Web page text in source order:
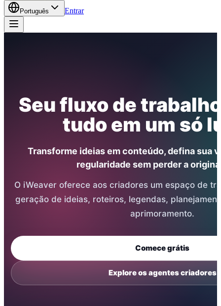
Português Entrar
Seu fluxo de
tudo em um só
Transforme ideias em conteúdo, defina sua
regularidade sem perder a
O iWeaver oferece aos criadores um espaço de
geração de ideias, roteiros, legendas,
aprimoramento.
Comece grátis
Explore os agentes criadores